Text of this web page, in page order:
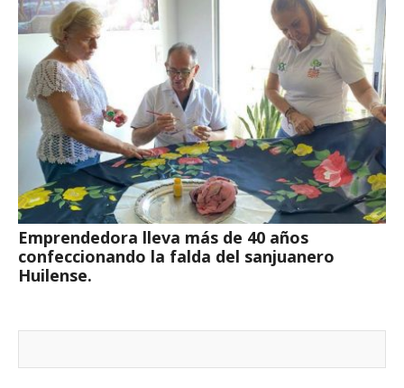
Emprendedora lleva más de 40 años
confeccionando la falda del sanjuanero
Huilense.